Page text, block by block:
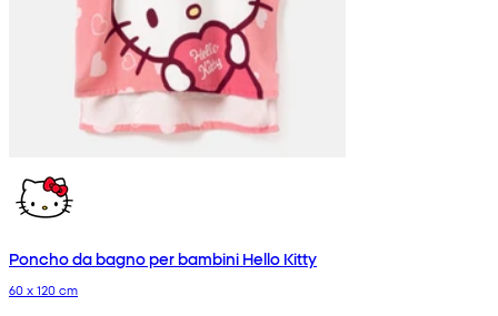
Poncho da bagno per bambini Hello Kitty
60 x 120 cm